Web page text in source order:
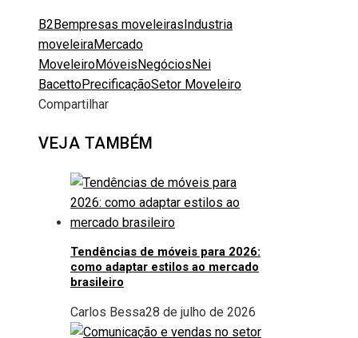
B2Bempresas moveleirasIndustria
moveleiraMercado
MoveleiroMóveisNegóciosNei
BacettoPrecificaçãoSetor Moveleiro
Compartilhar
VEJA TAMBÉM
Tendências de móveis para 2026:
como adaptar estilos ao mercado
brasileiro
Carlos Bessa28 de julho de 2026